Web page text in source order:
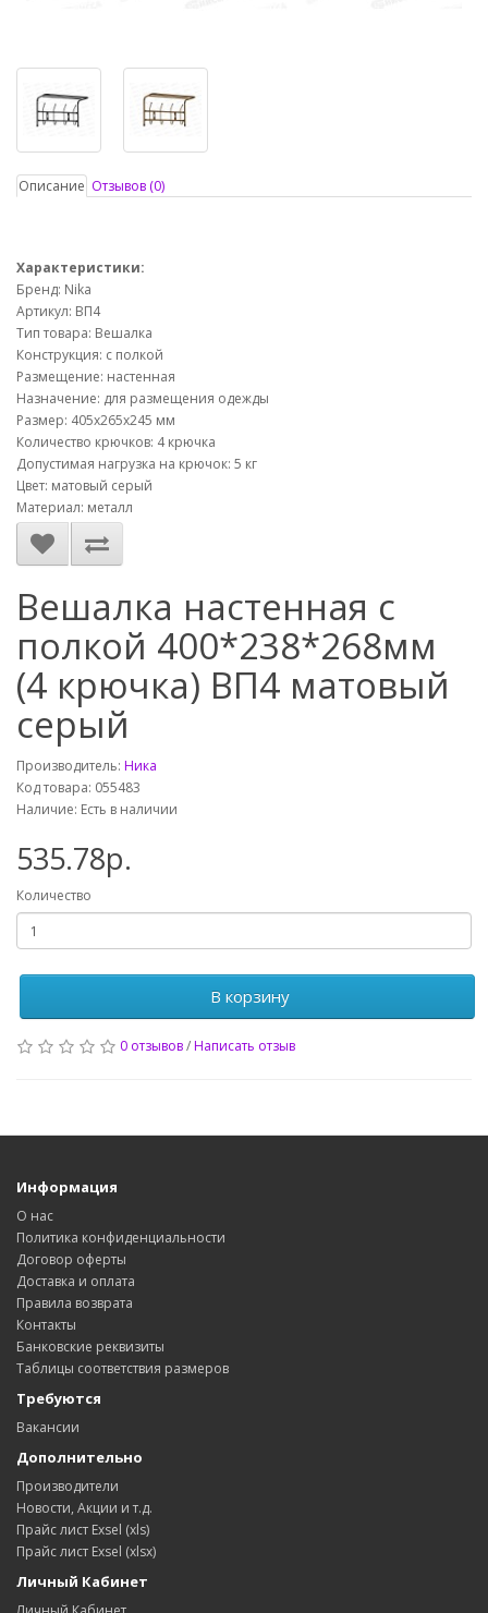
Описание Отзывов (0)
Характеристики:
Бренд: Nika
Артикул: ВП4
Тип товара: Вешалка
Конструкция: с полкой
Размещение: настенная
Назначение: для размещения одежды
Размер: 405х265х245 мм
Количество крючков: 4 крючка
Допустимая нагрузка на крючок: 5 кг
Цвет: матовый серый
Материал: металл
Вешалка настенная с
полкой 400*238*268мм
(4 крючка) ВП4 матовый
серый
Производитель: Ника
Код товара: 055483
Наличие: Есть в наличии
535.78р.
Количество
В корзину
0 отзывов/Написать отзыв
Информация
О нас
Политика конфиденциальности
Договор оферты
Доставка и оплата
Правила возврата
Контакты
Банковские реквизиты
Таблицы соответствия размеров
Требуются
Вакансии
Дополнительно
Производители
Новости, Акции и т.д.
Прайс лист Exsel (xls)
Прайс лист Exsel (xlsx)
Личный Кабинет